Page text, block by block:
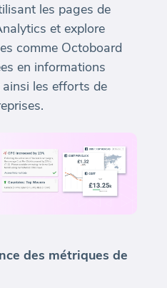
les pages de
et explore
comme Octoboard
en informations
les efforts de
des métriques de